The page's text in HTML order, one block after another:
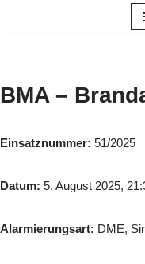
BMA –
Einsatznummer: 51/2025
Datum: 5. August 2025,
Alarmierungsart: DME,